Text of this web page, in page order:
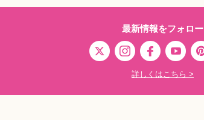
最新情報をフォロー
詳しくはこちら >